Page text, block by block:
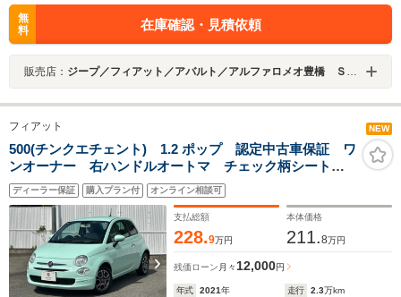
無
料
在庫確認・見積依頼
販売店： ジープ／フィアット／アバルト／アルファロメオ豊橋 ＳＰＯＴｉＣＡＲセンター 中京クライスラー（株）
フィアット NEW
500(チンクエチェント) 1.2 ポップ 認定中古車保証 ワ
ンオーナー 右ハンドルオートマ チェック柄シート
ETC アンドロイドオートアンドロイドオート アップ
ルカープレイ 14インチアルミホイール LEDデイライ
ト
ディーラー保証 購入プラン付 オンライン相談可
支払総額
228.9万円
本体価格
211.8万円
残価ローン 月々12,000円
年式 2021年 走行 2.3万km